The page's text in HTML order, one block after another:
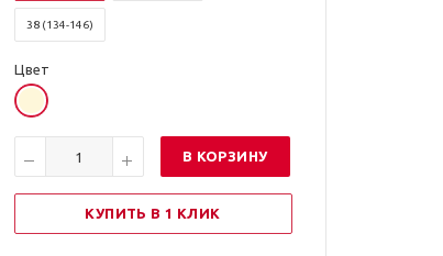
38 (134-146)
Цвет
В КОРЗИНУ
КУПИТЬ В 1 КЛИК